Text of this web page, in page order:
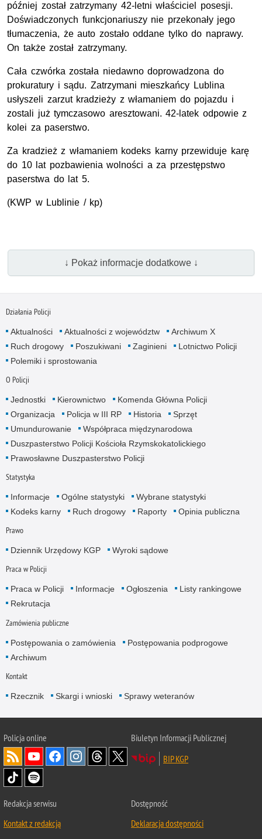
później został zatrzymany 42-letni właściciel posesji.
Doświadczonych funkcjonariuszy nie przekonały jego
tłumaczenia, że auto zostało oddane tylko do naprawy.
On także został zatrzymany.
Cała czwórka została niedawno doprowadzona do
prokuratury i sądu. Zatrzymani mieszkańcy Lublina
usłyszeli zarzut kradzieży z włamaniem do pojazdu i
zostali już tymczasowo aresztowani. 42-latek odpowie z
kolei za paserstwo.
Za kradzież z włamaniem kodeks karny przewiduje karę
do 10 lat pozbawienia wolności a za przestępstwo
paserstwa do lat 5.
(KWP w Lublinie / kp)
↓ Pokaż informacje dodatkowe ↓
Działania Policji
Aktualności Aktualności z województw
Archiwum X
Ruch drogowy
Poszukiwani Zaginieni
Lotnictwo Policji
Polemiki i sprostowania
O Policji
Jednostki Kierownictwo
Komenda Główna Policji
Organizacja
Policja w III RP Historia
Sprzęt
Umundurowanie
Współpraca międzynarodowa
Duszpasterstwo Policji Kościoła Rzymskokatolickiego
Prawosławne Duszpasterstwo Policji
Statystyka
Informacje Ogólne statystyki
Wybrane statystyki
Kodeks karny
Ruch drogowy Raporty Opinia publiczna
Prawo
Dziennik Urzędowy KGP Wyroki sądowe
Praca w Policji
Praca w Policji Informacje Ogłoszenia
Listy rankingowe
Rekrutacja
Zamówienia publiczne
Postępowania o zamówienia
Postępowania podprogowe
Archiwum
Kontakt
Rzecznik Skargi i wnioski Sprawy weteranów
Policjaonline
Biuletyn Informacji Publicznej
BIP KGP
Redakcja serwisu
Kontakt z redakcją
Dostępność
Deklaracja dostępności